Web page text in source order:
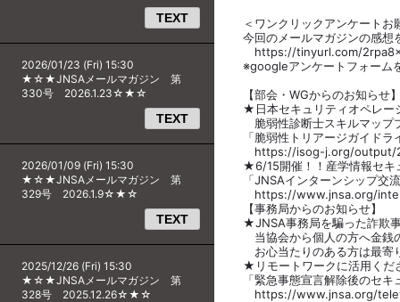
TEXT
2026/01/23 (Fri) 15:30
★☆★JNSAメールマガジン 第
330号 2026.1.23☆★☆
TEXT
2026/01/09 (Fri) 15:30
★☆★JNSAメールマガジン 第
329号 2026.1.9☆★☆
TEXT
2025/12/26 (Fri) 15:30
★☆★JNSAメールマガジン 第
328号 2025.12.26☆★☆
＜ワンクリックアンケートお
今回のメールマガジンの感想
https://tinyurl.com/
※googleアンケートフォーム
【部会・WGからのお知らせ
★日本セキュリティオペレー
脆弱性診断士スキルマップ
「脆弱性トリアージガイド
https://isog-j.org/output/
★6/15開催！！産学情報セキ
「JNSAインターンシップ交
https://www.jnsa.org/
【事務局からのお知らせ】
★JNSA事務局を騙った詐欺
当協会から個人の方へ金銭
お心当たりのある方は最寄
★リモートワークに活用くだ
「緊急事態宣言解除後のセ
https://www.jnsa.org/